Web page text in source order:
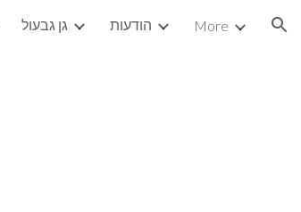
גן גבעול הודעות More